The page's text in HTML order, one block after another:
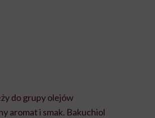
do grupy olejów
aromat i smak. Bakuchiol